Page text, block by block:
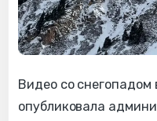
Видео со снегопадом
опубликовала